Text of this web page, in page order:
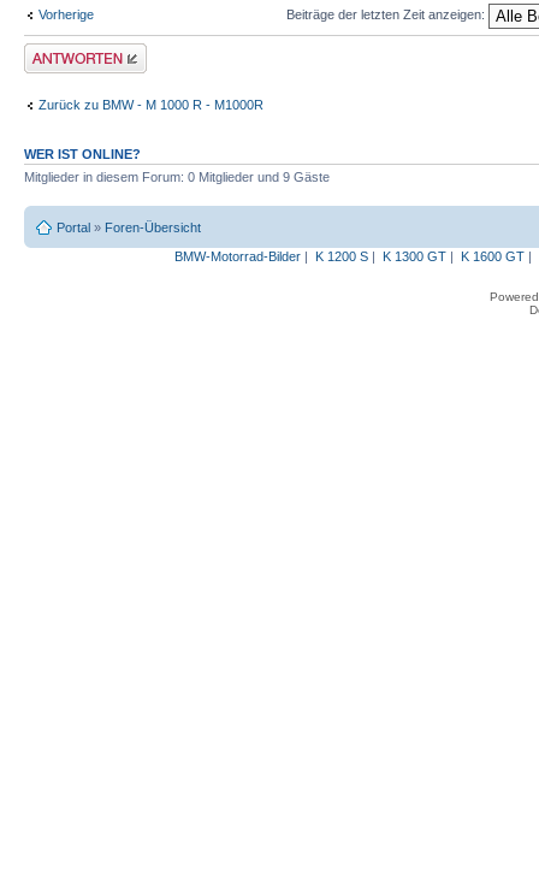
Vorherige Beiträge der letzten Zeit anzeigen:
Antwort erstellen
Zurück zu BMW - M 1000 R - M1000R
WER IST ONLINE?
Mitglieder in diesem Forum: 0 Mitglieder und 9 Gäste
Portal » Foren-Übersicht
BMW-Motorrad-Bilder| K 1200 S| K 1300 GT| K 1600 GT|